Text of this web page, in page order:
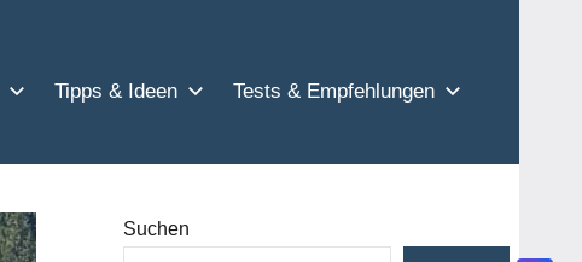
Tipps & Ideen Tests & Empfehlungen
Suchen